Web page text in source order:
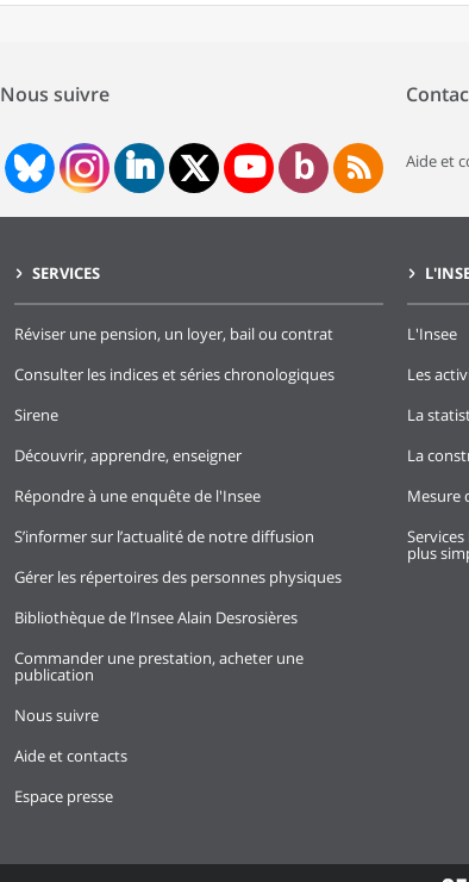
Nous suivre
Aide et
SERVICES
Réviser une pension, un loyer, bail ou contrat
Consulter les indices et séries chronologiques
Sirene
Découvrir, apprendre, enseigner
Répondre à une enquête de l'Insee
S’informer sur l’actualité de notre diffusion
Gérer les répertoires des personnes physiques
Bibliothèque de l’Insee Alain Desrosières
Commander une prestation, acheter une
publication
Nous suivre
Aide et contacts
Espace presse
L'Insee
Les
La
La
Mesure
plus